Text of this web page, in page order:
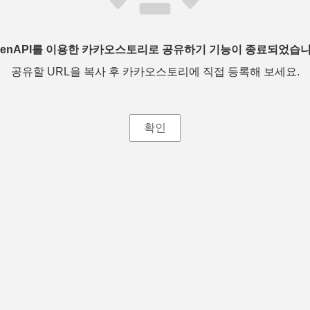
를 이용한 카카오스토리로 공유하기 기능이 종료되었습
공유할 URL을 복사 후 카카오스토리에 직접 등록해 보세요.
확인